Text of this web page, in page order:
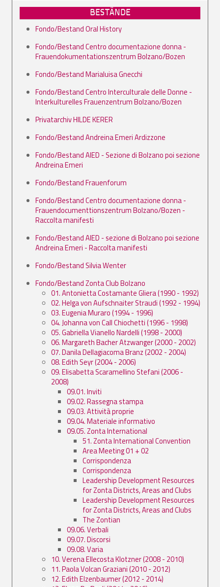
BESTÄNDE
Fondo/Bestand Oral History
Fondo/Bestand Centro documentazione donna -
Frauendokumentationszentrum Bolzano/Bozen
Fondo/Bestand Marialuisa Gnecchi
Fondo/Bestand Centro Interculturale delle Donne -
Interkulturelles Frauenzentrum Bolzano/Bozen
Privatarchiv HILDE KERER
Fondo/Bestand Andreina Emeri Ardizzone
Fondo/Bestand AIED - Sezione di Bolzano poi sezione
Andreina Emeri
Fondo/Bestand Frauenforum
Fondo/Bestand Centro documentazione donna -
Frauendocumenttionszentrum Bolzano/Bozen -
Raccolta manifesti
Fondo/Bestand AIED - sezione di Bolzano poi sezione
Andreina Emeri - Raccolta manifesti
Fondo/Bestand Silvia Wenter
Fondo/Bestand Zonta Club Bolzano
01. Antonietta Costamante Gliera (1990 - 1992)
02. Helga von Aufschnaiter Straudi (1992 - 1994)
03. Eugenia Muraro (1994 - 1996)
04. Johanna von Call Chiochetti (1996 - 1998)
05. Gabriella Vianello Nardelli (1998 - 2000)
06. Margareth Bacher Atzwanger (2000 - 2002)
07. Danila Dellagiacoma Branz (2002 - 2004)
08. Edith Seyr (2004 - 2006)
09. Elisabetta Scaramellino Stefani (2006 -
2008)
09.01. Inviti
09.02. Rassegna stampa
09.03. Attività proprie
09.04. Materiale informativo
09.05. Zonta International
51. Zonta International Convention
Area Meeting 01 + 02
Corrispondenza
Corrispondenza
Leadership Development Resources
for Zonta Districts, Areas and Clubs
Leadership Development Resources
for Zonta Districts, Areas and Clubs
The Zontian
09.06. Verbali
09.07. Discorsi
09.08. Varia
10. Verena Ellecosta Klotzner (2008 - 2010)
11. Paola Volcan Graziani (2010 - 2012)
12. Edith Elzenbaumer (2012 - 2014)